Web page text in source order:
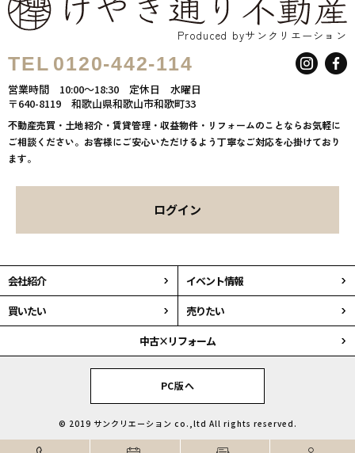
Produced byサンクリエーション
TEL 0120-442-114
営業時間 10:00～18:30 定休日 水曜日
〒640-8119 和歌山県和歌山市和歌町33
不動産売買・土地紹介・賃貸管理・収益物件・リフォームのことならお気軽に
ご相談ください。お客様にご安心いただけるよう丁寧なご対応を心掛けており
ます。
ログイン
会社紹介
イベント情報
買いたい
売りたい
中古×リフォーム
PC版へ
© 2019 サンクリエーション co.,ltd All rights reserved.